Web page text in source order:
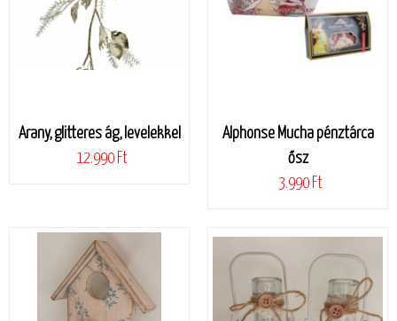
Arany, glitteres ág, levelekkel
12.990 Ft
Alphonse Mucha pénztárca
ősz
3.990 Ft